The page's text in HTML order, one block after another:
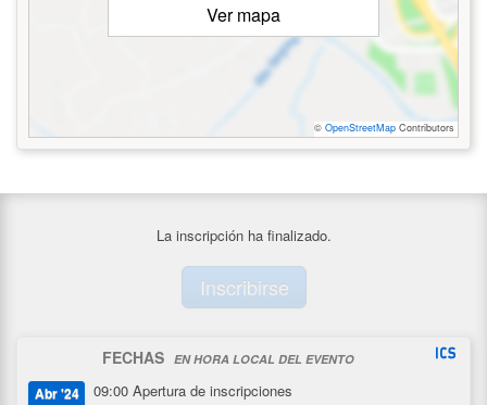
Ver mapa
© OpenStreetMap Contributors
La inscripción ha finalizado.
Inscribirse
FECHAS EN HORA LOCAL DEL EVENTO
Abr '24 09:00 Apertura de inscripciones